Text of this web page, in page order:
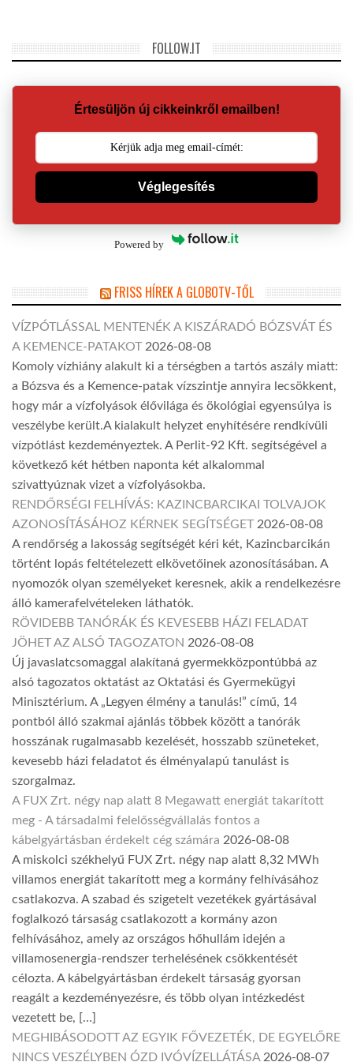
FOLLOW.IT
Értesüljön új cikkeinkről emailben!
Véglegesítés
Powered by
FRISS HÍREK A GLOBOTV-TŐL
VÍZPÓTLÁSSAL MENTENÉK A KISZÁRADÓ BÓZSVÁT ÉS
A KEMENCE-PATAKOT 2026-08-08
Komoly vízhiány alakult ki a térségben a tartós aszály miatt:
a Bózsva és a Kemence-patak vízszintje annyira lecsökkent,
hogy már a vízfolyások élővilága és ökológiai egyensúlya is
veszélybe került.A kialakult helyzet enyhítésére rendkívüli
vízpótlást kezdeményeztek. A Perlit-92 Kft. segítségével a
következő két hétben naponta két alkalommal
szivattyúznak vizet a vízfolyásokba.
RENDŐRSÉGI FELHÍVÁS: KAZINCBARCIKAI TOLVAJOK
AZONOSÍTÁSÁHOZ KÉRNEK SEGÍTSÉGET 2026-08-08
A rendőrség a lakosság segítségét kéri két, Kazincbarcikán
történt lopás feltételezett elkövetőinek azonosításában. A
nyomozók olyan személyeket keresnek, akik a rendelkezésre
álló kamerafelvételeken láthatók.
RÖVIDEBB TANÓRÁK ÉS KEVESEBB HÁZI FELADAT
JÖHET AZ ALSÓ TAGOZATON 2026-08-08
Új javaslatcsomaggal alakítaná gyermekközpontúbbá az
alsó tagozatos oktatást az Oktatási és Gyermekügyi
Minisztérium. A „Legyen élmény a tanulás!” című, 14
pontból álló szakmai ajánlás többek között a tanórák
hosszának rugalmasabb kezelését, hosszabb szüneteket,
kevesebb házi feladatot és élményalapú tanulást is
szorgalmaz.
A FUX Zrt. négy nap alatt 8 Megawatt energiát takarított
meg - A társadalmi felelősségvállalás fontos a
kábelgyártásban érdekelt cég számára 2026-08-08
A miskolci székhelyű FUX Zrt. négy nap alatt 8,32 MWh
villamos energiát takarított meg a kormány felhívásához
csatlakozva. A szabad és szigetelt vezetékek gyártásával
foglalkozó társaság csatlakozott a kormány azon
felhívásához, amely az országos hőhullám idején a
villamosenergia-rendszer terhelésének csökkentését
célozta. A kábelgyártásban érdekelt társaság gyorsan
reagált a kezdeményezésre, és több olyan intézkedést
vezetett be, […]
MEGHIBÁSODOTT AZ EGYIK FŐVEZETÉK, DE EGYELŐRE
NINCS VESZÉLYBEN ÓZD IVÓVÍZELLÁTÁSA 2026-08-07